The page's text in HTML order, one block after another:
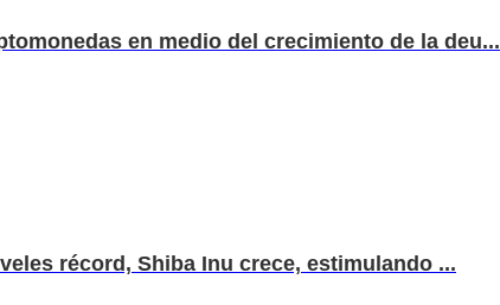
en medio del crecimiento de la deu...
récord, Shiba Inu crece, estimulando ...